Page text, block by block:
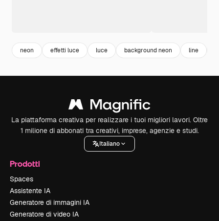
neon effetti luce luce background neon line
La piattaforma creativa per realizzare i tuoi migliori lavori. Oltre
1 milione di abbonati tra creativi, imprese, agenzie e studi.
Italiano
Prodotti
Spaces
Assistente IA
Generatore di immagini IA
Generatore di video IA